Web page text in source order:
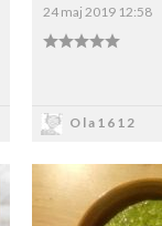
24 maj 2019 12:58
Ola1612
Dodaj